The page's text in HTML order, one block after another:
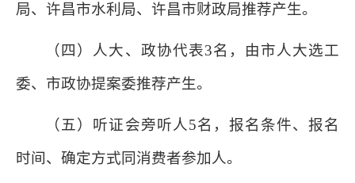
局、许昌市水利局、许昌市财政局推荐产生。
（四）人大、政协代表3名，由市人大选工
委、市政协提案委推荐产生。
（五）听证会旁听人5名，报名条件、报名
时间、确定方式同消费者参加人。